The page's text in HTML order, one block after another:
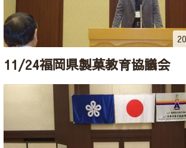
11/24福岡県製菓教育協議会